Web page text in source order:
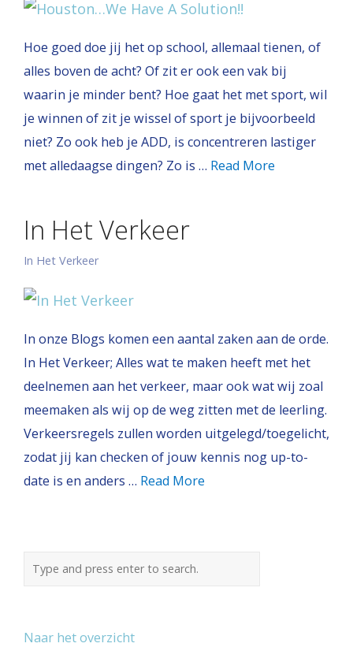
Hoe goed doe jij het op school, allemaal tienen, of
alles boven de acht? Of zit er ook een vak bij
waarin je minder bent? Hoe gaat het met sport, wil
je winnen of zit je wissel of sport je bijvoorbeeld
niet? Zo ook heb je ADD, is concentreren lastiger
met alledaagse dingen? Zo is … Read More
In Het Verkeer
In Het Verkeer
In onze Blogs komen een aantal zaken aan de orde.
In Het Verkeer; Alles wat te maken heeft met het
deelnemen aan het verkeer, maar ook wat wij zoal
meemaken als wij op de weg zitten met de leerling.
Verkeersregels zullen worden uitgelegd/toegelicht,
zodat jij kan checken of jouw kennis nog up-to-
date is en anders … Read More
Naar het overzicht